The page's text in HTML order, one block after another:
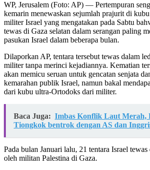
WP, Jerusalem (Foto: AP) — Pertempuran
kemarin menewaskan sejumlah prajurit di
militer Israel yang mengatakan pada Sabtu
tewas di Gaza selatan dalam serangan paling
pasukan Israel dalam beberapa bulan.
Dilaporkan AP, tentara tersebut tewas dalam
militer tanpa merinci kejadiannya. Kematian
akan memicu seruan untuk gencatan senjata
kemarahan publik Israel, namun bakal
dari kubu ultra-Ortodoks dari militer.
Baca Juga: Imbas Konflik Laut Merah,
Tiongkok bentrok dengan AS dan
Pada bulan Januari lalu, 21 tentara Israel tewas
oleh militan Palestina di Gaza.